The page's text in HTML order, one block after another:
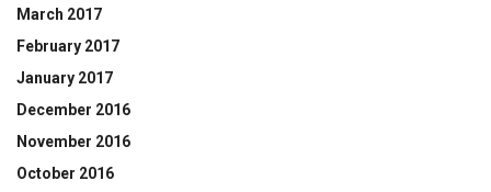
March 2017
February 2017
January 2017
December 2016
November 2016
October 2016